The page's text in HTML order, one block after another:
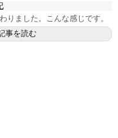
りました。こんな感じです。
事を読む